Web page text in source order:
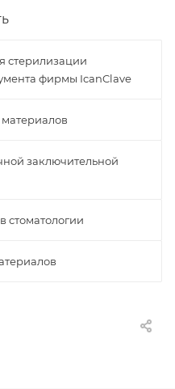
стерилизации
фирмы IcanClave
материалов
заключительной
стоматологии